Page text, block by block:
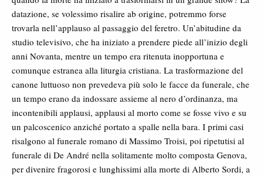
datazione, se volessimo risalire ab origine, potremmo forse
trovarla nell’applauso al passaggio del feretro. Un’abitudine da
studio televisivo, che ha iniziato a prendere piede all’inizio degli
anni Novanta, mentre un tempo era ritenuta inopportuna e
comunque estranea alla liturgia cristiana. La trasformazione del
canone luttuoso non prevedeva più solo le facce da funerale, che
un tempo erano da indossare assieme al nero d’ordinanza, ma
incontenibili applausi, applausi al morto come se fosse vivo e su
un palcoscenico anziché portato a spalle nella bara. I primi casi
risalgono al funerale romano di Massimo Troisi, poi ripetutisi al
funerale di De André nella solitamente molto composta Genova,
per divenire fragorosi e lunghissimi alla morte di Alberto Sordi, a